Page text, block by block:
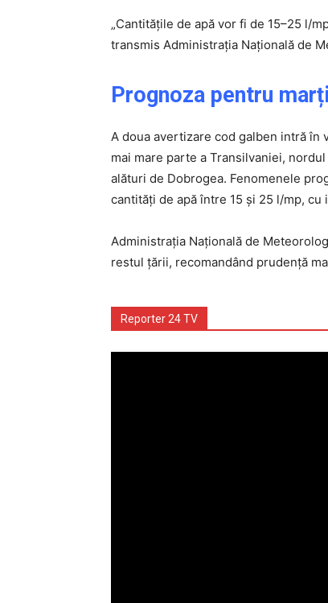
„Cantitățile de apă vor fi de 15–25 l/
transmis Administrația Națională de
Prognoza pentru
A doua avertizare cod galben intră în
mai mare parte a Transilvaniei,
alături de Dobrogea. Fenomenele
cantități de apă între 15 și 25 l/mp, cu
Administrația Națională de
restul țării, recomandând prudență
Reporter 24 TV